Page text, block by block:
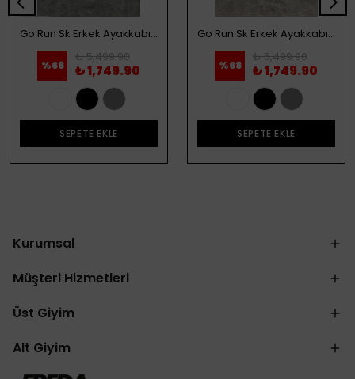
Go Run Sk Erkek Ayakkabı - Beyaz
%68
₺ 5,499.90
₺ 1,749.90
SEPETE EKLE
Go Run Sk Erkek Ayakkabı - Siyah
%68
₺ 5,499.90
₺ 1,749.90
SEPETE EKLE
Kurumsal
Müşteri Hizmetleri
Üst Giyim
Alt Giyim